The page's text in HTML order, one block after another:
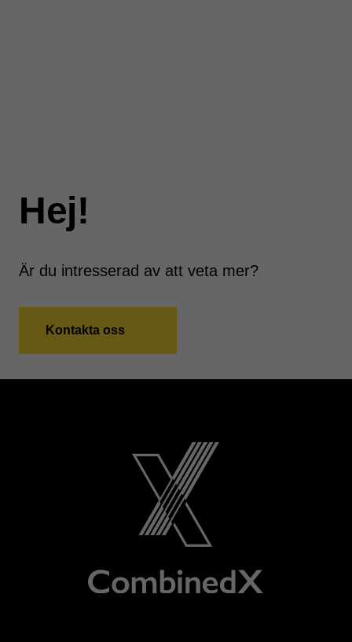
Hej!
Är du intresserad av att veta mer?
Kontakta oss